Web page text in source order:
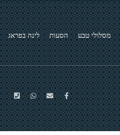
מסלולי טבע הסעות לינה בפראג